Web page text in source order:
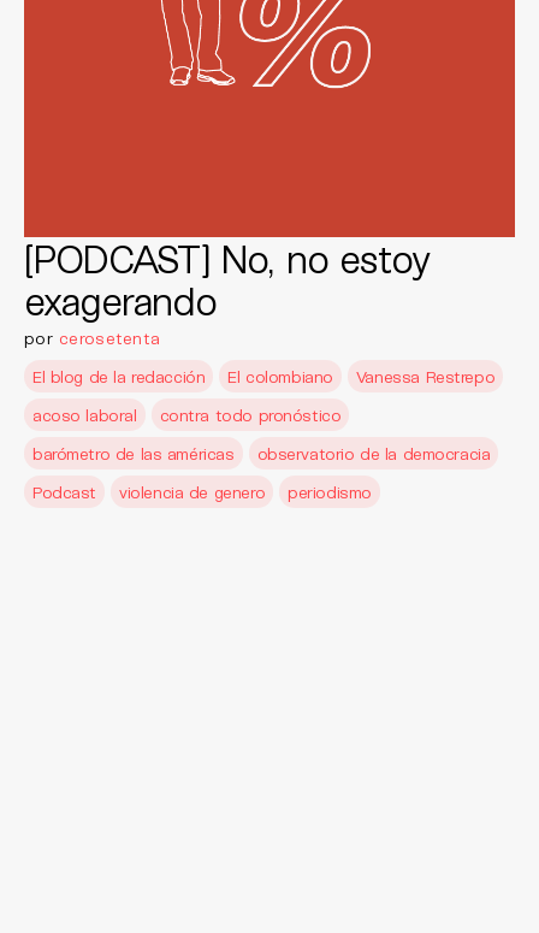
[PODCAST] No, no estoy
exagerando
por cerosetenta
El blog de la redacción
El colombiano
Vanessa Restrepo
acoso laboral
contra todo pronóstico
barómetro de las américas
observatorio de la democracia
Podcast
violencia de genero periodismo